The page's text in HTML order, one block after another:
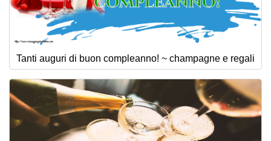
Tanti auguri di buon compleanno! ~ champagne e regali